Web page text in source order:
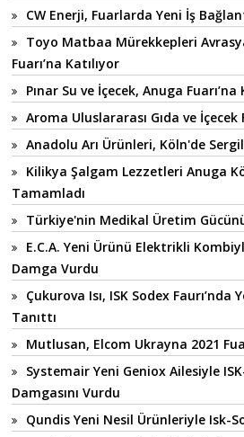
CW Enerji, Fuarlarda Yeni İş
Toyo Matbaa Mürekkepleri
Fuarı’na Katılıyor
Pınar Su ve İçecek, Anuga Fuarı’na
Aroma Uluslararası Gıda ve İçecek
Anadolu Arı Ürünleri, Köln'de
Kilikya Şalgam Lezzetleri Anuga
Tamamladı
Türkiye'nin Medikal Üretim
E.C.A. Yeni Ürünü Elektrikli
Damga Vurdu
Çukurova Isı, ISK Sodex
Tanıttı
Mutlusan, Elcom Ukrayna 2021
Systemair Yeni Geniox Ailesiyle
Damgasını Vurdu
Qundis Yeni Nesil Ürünleriyle Isk-